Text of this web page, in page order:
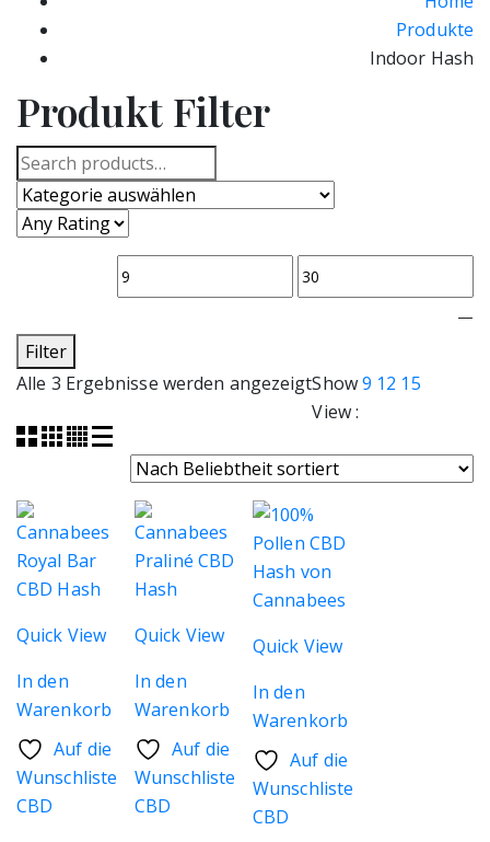
Produkte
Indoor Hash
Produkt Filter
Search
for:
—
Filter
Alle 3 Ergebnisse werden angezeigtNach
Beliebtheit
Show9 12 15
View :
Quick View
In den
Warenkorb
Auf die
Wunschliste
CBD
Quick View
In den
Warenkorb
Auf die
Wunschliste
CBD
Quick View
In den
Warenkorb
Auf die
Wunschliste
CBD